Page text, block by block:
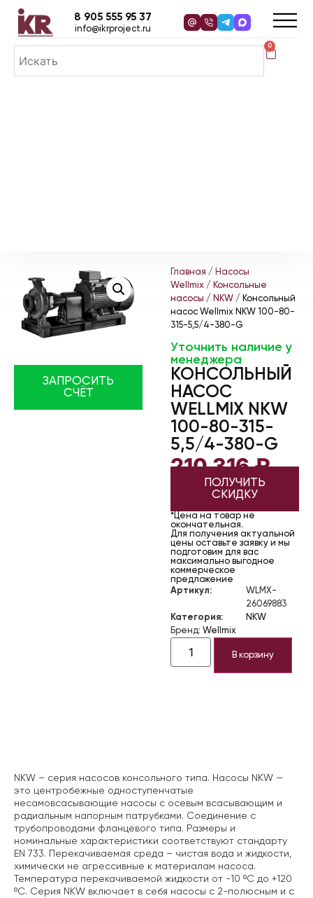
0
8 905 555 95 37
info@ikrproject.ru
ЗАПРОСИТЬ
СЧЁТ
Главная / Насосы
Wellmix / Консольные
насосы / NKW / Консольный
насос Wellmix NKW 100-80-
315-5,5/4-380-G
Уточнить наличие у
менеджера
КОНСОЛЬНЫЙ
НАСОС
WELLMIX NKW
100-80-315-
5,5/4-380-G
210 316₽
ПОЛУЧИТЬ
СКИДКУ
*Цена на товар не
окончательная.
Для получения актуальной
цены оставьте заявку и мы
подготовим для вас
максимально выгодное
коммерческое
предложение
Артикул:
WLMX-
26069883
Категория:
NKW
Бренд: Wellmix
В корзину
NKW – серия насосов консольного типа. Насосы NKW —
это центробежные одноступенчатые
несамовсасывающие насосы с осевым всасывающим и
радиальным напорным патрубками. Соединение с
трубопроводами фланцевого типа. Размеры и
номинальные характеристики соответствуют стандарту
EN 733. Перекачиваемая среда – чистая вода и жидкости,
химически не агрессивные к материалам насоса.
Температура перекачиваемой жидкости от -10 ºС до +120
ºС. Серия NKW включает в себя насосы с 2-полюсным и с